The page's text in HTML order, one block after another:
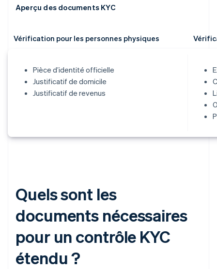
Aperçu des documents KYC
Vérification pour les personnes physiques
Pièce d’identité officielle
Justificatif de domicile
Justificatif de revenus
Quels sont les
documents nécessaires
pour un contrôle KYC
étendu ?